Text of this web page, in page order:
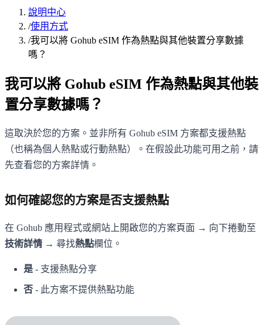
說明中心
/使用方式
/我可以將 Gohub eSIM 作為熱點與其他裝置分享數據
嗎？
我可以將 Gohub eSIM 作為熱點與其他裝
置分享數據嗎？
這取決於您的方案。並非所有 Gohub eSIM 方案都支援熱點
（也稱為個人熱點或行動熱點）。在假設此功能可用之前，請
先查看您的方案詳情。
如何確認您的方案是否支援熱點
在 Gohub 應用程式或網站上開啟您的方案頁面 → 向下捲動至
技術詳情 → 尋找熱點欄位。
是 - 支援熱點分享
否 - 此方案不提供熱點功能